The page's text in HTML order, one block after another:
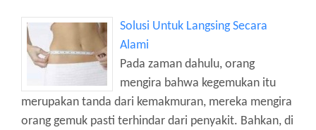
Solusi Untuk Langsing Secara
Alami
Pada zaman dahulu, orang
mengira bahwa kegemukan itu
merupakan tanda dari kemakmuran, mereka mengira
orang gemuk pasti terhindar dari penyakit. Bahkan, di